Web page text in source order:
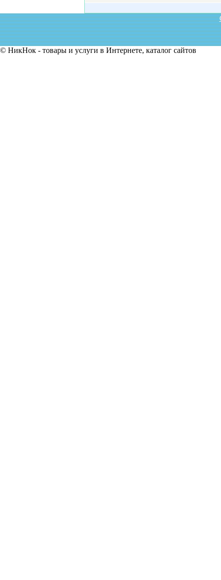
© НикНок - товары и услуги в Интернете, каталог сайтов